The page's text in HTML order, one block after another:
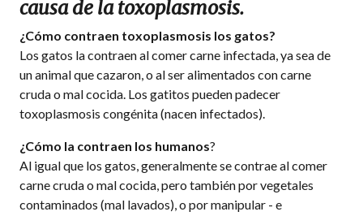
causa de la toxoplasmosis.
¿Cómo contraen toxoplasmosis los gatos?
Los gatos la contraen al comer carne infectada, ya sea de
un animal que cazaron, o al ser alimentados con carne
cruda o mal cocida. Los gatitos pueden padecer
toxoplasmosis congénita (nacen infectados).
¿Cómo la contraen los humanos?
Al igual que los gatos, generalmente se contrae al comer
carne cruda o mal cocida, pero también por vegetales
contaminados (mal lavados), o por manipular - e